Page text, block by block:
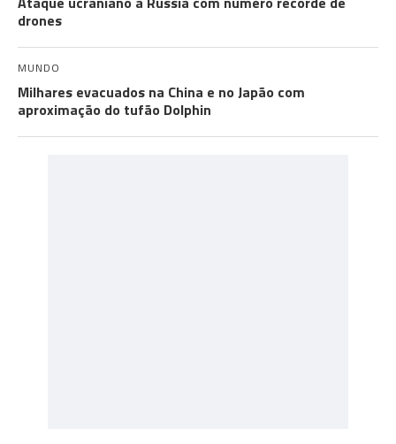
drones
MUNDO
Milhares evacuados na China e no Japão com
aproximação do tufão Dolphin